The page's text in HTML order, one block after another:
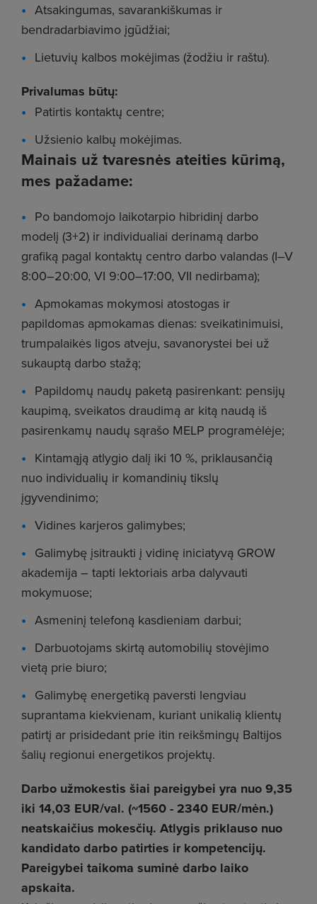
Atsakingumas, savarankiškumas ir
bendradarbiavimo įgūdžiai;
Lietuvių kalbos mokėjimas (žodžiu ir raštu).
Privalumas būtų:
Patirtis kontaktų centre;
Užsienio kalbų mokėjimas.
Mainais už tvaresnės ateities kūrimą,
mes pažadame:
Po bandomojo laikotarpio hibridinį darbo
modelį (3+2) ir individualiai derinamą darbo
grafiką pagal kontaktų centro darbo valandas (I–V
8:00–20:00, VI 9:00–17:00, VII nedirbama);
Apmokamas mokymosi atostogas ir
papildomas apmokamas dienas: sveikatinimuisi,
trumpalaikės ligos atveju, savanorystei bei už
sukauptą darbo stažą;
Papildomų naudų paketą pasirenkant: pensijų
kaupimą, sveikatos draudimą ar kitą naudą iš
pasirenkamų naudų sąrašo MELP programėlėje;
Kintamąją atlygio dalį iki 10 %, priklausančią
nuo individualių ir komandinių tikslų
įgyvendinimo;
Vidines karjeros galimybes;
Galimybę įsitraukti į vidinę iniciatyvą GROW
akademija – tapti lektoriais arba dalyvauti
mokymuose;
Asmeninį telefoną kasdieniam darbui;
Darbuotojams skirtą automobilių stovėjimo
vietą prie biuro;
Galimybę energetiką paversti lengviau
suprantama kiekvienam, kuriant unikalią klientų
patirtį ar prisidedant prie itin reikšmingų Baltijos
šalių regionui energetikos projektų.
Darbo užmokestis šiai pareigybei yra nuo 9,35
iki 14,03 EUR/val. (~1560 - 2340 EUR/mėn.)
neatskaičius mokesčių. Atlygis priklauso nuo
kandidato darbo patirties ir kompetencijų.
Pareigybei taikoma suminė darbo laiko
apskaita.